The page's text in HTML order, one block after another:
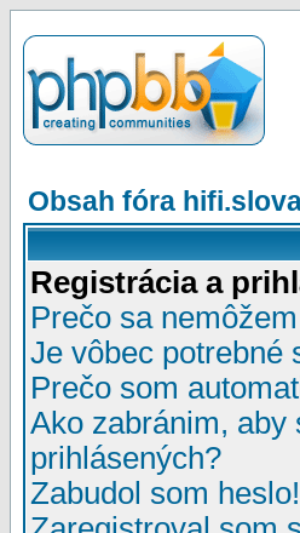
Obsah fóra
Registrácia a
Prečo sa
Je vôbec potrebné
Prečo som
Ako zabránim, aby
prihlásených?
Zabudol som heslo!